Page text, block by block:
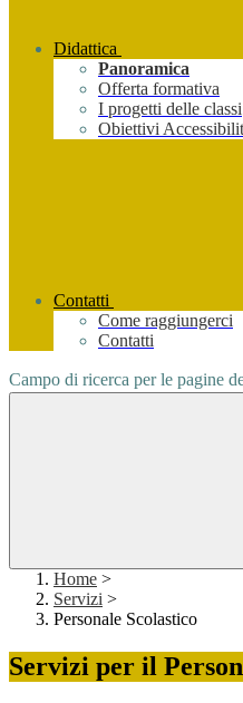
Didattica
Panoramica
Offerta formativa
I progetti delle classi
Obiettivi
Contatti
Come raggiungerci
Contatti
Campo di ricerca per le pagine
Home >
Servizi >
Personale Scolastico
Servizi per il